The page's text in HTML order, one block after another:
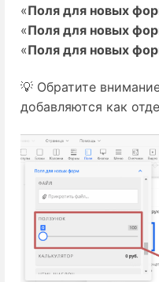
«Поля для новых
«Поля для новых
«Поля для новых
💡 Обратите
добавляются как